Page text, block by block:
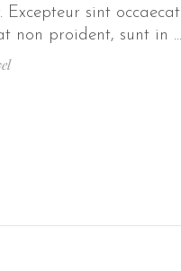
Excepteur sint occaecat
non proident, sunt in